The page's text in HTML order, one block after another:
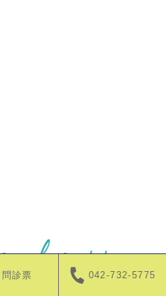
問診票 042-732-5775
時間
hours